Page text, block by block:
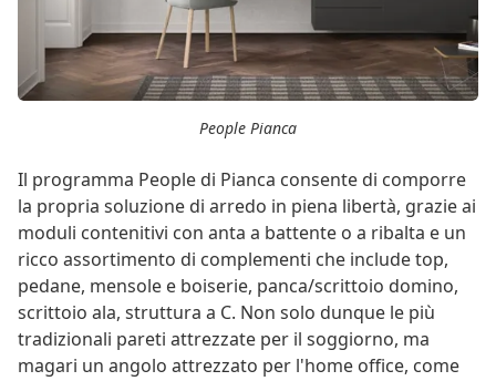
People Pianca
Il programma People di Pianca consente di comporre
la propria soluzione di arredo in piena libertà, grazie ai
moduli contenitivi con anta a battente o a ribalta e un
ricco assortimento di complementi che include top,
pedane, mensole e boiserie, panca/scrittoio domino,
scrittoio ala, struttura a C. Non solo dunque le più
tradizionali pareti attrezzate per il soggiorno, ma
magari un angolo attrezzato per l'home office, come